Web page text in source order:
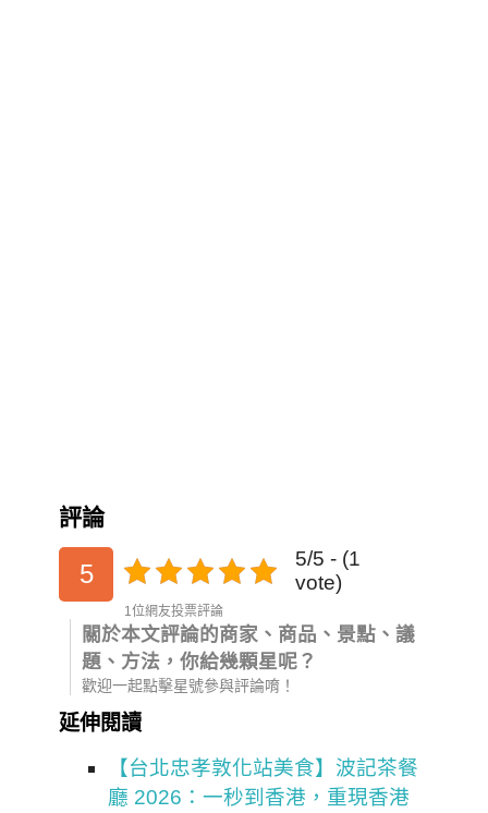
評論
5
5/5 - (1
vote)
1位網友投票評論
關於本文評論的商家、商品、景點、議
題、方法，你給幾顆星呢？
歡迎一起點擊星號參與評論唷！
延伸閱讀
【台北忠孝敦化站美食】波記茶餐
廳 2026：一秒到香港，重現香港